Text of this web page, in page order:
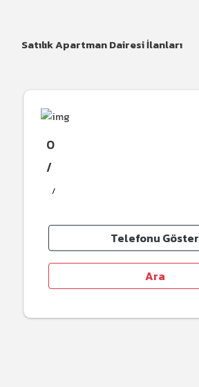
Satılık Apartman Dairesi İlanları
0
/
Telefonu Göster
Ara